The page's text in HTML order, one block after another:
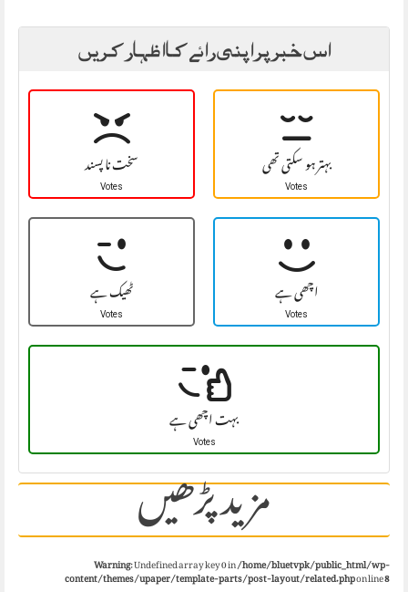
اس خبر پر اپنی رائے کا اظہار کریں
سخت نا پسند
Votes بہتر ہو سکتی تھی
Votes
ٹھیک ہے
Votes اچھی ہے
Votes
بہت اچھی ہے
Votes
مزید پڑھیں Warning: Undefined array key 0 in/home/bluetvpk/public_html/wp-
content/themes/upaper/template-parts/post-layout/related.phpon line8